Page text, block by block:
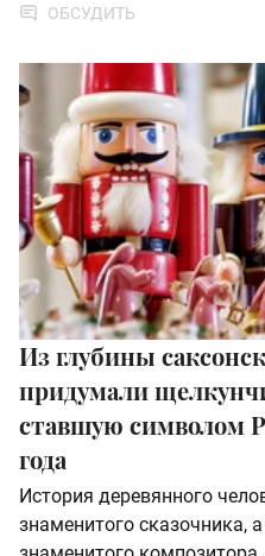
ОБСУДИТЬ
Из глубины
придумали
ставшую символом
года
История деревянного
знаменитого сказочника,